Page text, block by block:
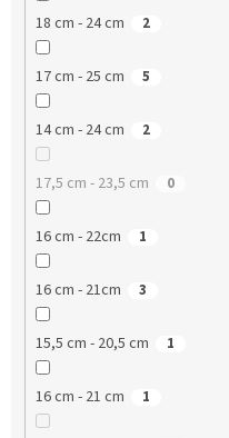
18 cm - 24 cm 2
17 cm - 25 cm 5
14 cm - 24 cm 2
17,5 cm - 23,5 cm 0
16 cm - 22cm 1
16 cm - 21cm 3
15,5 cm - 20,5 cm 1
16 cm - 21 cm 1